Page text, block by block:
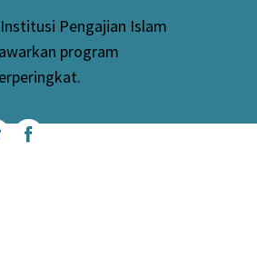
Pengajian Islam
program